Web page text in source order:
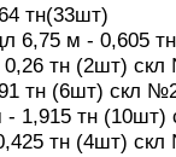
тн(33шт)
6,75 м - 0,605
тн (2шт)
тн (6шт) скл
1,915 тн
тн (4шт)